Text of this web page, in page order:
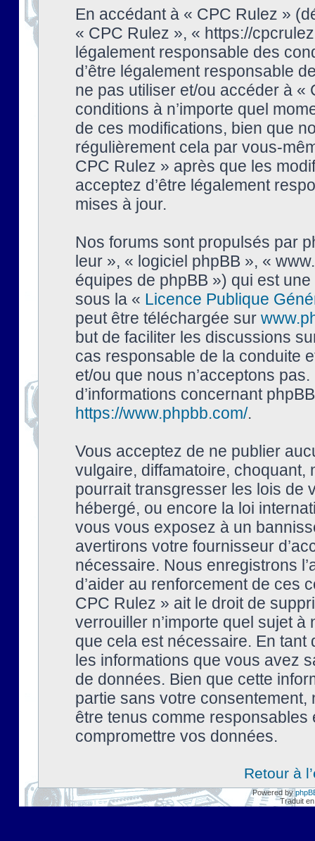
En accédant à « CPC Rulez »
« CPC Rulez », « https://
légalement responsable des
d’être légalement responsable
ne pas utiliser et/ou accéder à
conditions à n’importe quel
de ces modifications, bien que
régulièrement cela par vous-
CPC Rulez » après que les
acceptez d’être légalement
mises à jour.
Nos forums sont propulsés par
leur », « logiciel phpBB », «
équipes de phpBB ») qui est
sous la « Licence Publique
peut être téléchargée sur
but de faciliter les discussions
cas responsable de la conduite
et/ou que nous n’acceptons
d’informations concernant
https://www.phpbb.com/.
Vous acceptez de ne publier
vulgaire, diffamatoire, choquant,
pourrait transgresser les lois de
hébergé, ou encore la loi
vous vous exposez à un
avertirons votre fournisseur
nécessaire. Nous enregistrons
d’aider au renforcement de ces
CPC Rulez » ait le droit de
verrouiller n’importe quel sujet à
que cela est nécessaire. En tant
les informations que vous avez
de données. Bien que cette
partie sans votre
être tenus comme
compromettre vos données.
Retour à
Powered by
Traduit